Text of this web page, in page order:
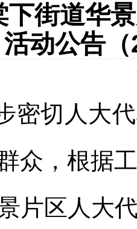
下街道华
活动公告
密切人大
众，根据
片区 人大